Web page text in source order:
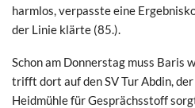
harmlos, verpasste eine
der Linie klärte (85.).
Schon am Donnerstag muss Baris
trifft dort auf den SV Tur Abdin,
Heidmühle für Gesprächsstoff